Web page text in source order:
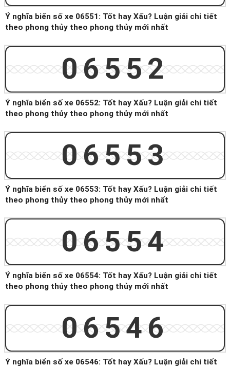
Ý nghĩa biển số xe 06551: Tốt hay Xấu? Luận giải chi tiết
theo phong thủy theo phong thủy mới nhất
06552
Ý nghĩa biển số xe 06552: Tốt hay Xấu? Luận giải chi tiết
theo phong thủy theo phong thủy mới nhất
06553
Ý nghĩa biển số xe 06553: Tốt hay Xấu? Luận giải chi tiết
theo phong thủy theo phong thủy mới nhất
06554
Ý nghĩa biển số xe 06554: Tốt hay Xấu? Luận giải chi tiết
theo phong thủy theo phong thủy mới nhất
06546
Ý nghĩa biển số xe 06546: Tốt hay Xấu? Luận giải chi tiết